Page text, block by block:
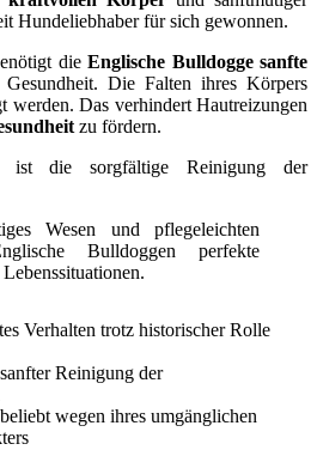
Hundeliebhaber für sich gewonnen.
die Englische Bulldogge sanfte
Die Falten ihres Körpers
werden. Das verhindert Hautreizungen
zu fördern.
ist die sorgfältige Reinigung der
Wesen und pflegeleichten
Bulldoggen perfekte
Verhalten trotz historischer Rolle
Reinigung der
wegen ihres umgänglichen